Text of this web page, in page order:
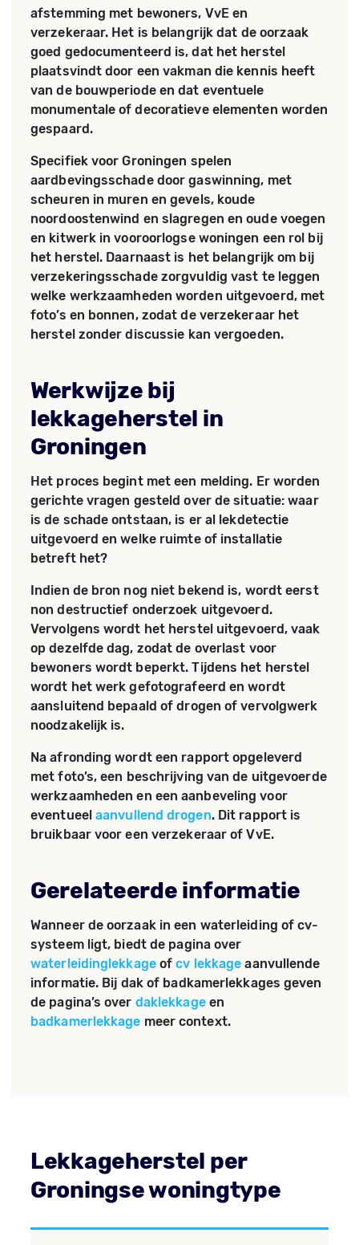
afstemming met bewoners, VvE en
verzekeraar. Het is belangrijk dat de oorzaak
goed gedocumenteerd is, dat het herstel
plaatsvindt door een vakman die kennis heeft
van de bouwperiode en dat eventuele
monumentale of decoratieve elementen worden
gespaard.
Specifiek voor Groningen spelen
aardbevingsschade door gaswinning, met
scheuren in muren en gevels, koude
noordoostenwind en slagregen en oude voegen
en kitwerk in vooroorlogse woningen een rol bij
het herstel. Daarnaast is het belangrijk om bij
verzekeringsschade zorgvuldig vast te leggen
welke werkzaamheden worden uitgevoerd, met
foto’s en bonnen, zodat de verzekeraar het
herstel zonder discussie kan vergoeden.
Werkwijze bij
lekkageherstel in
Groningen
Het proces begint met een melding. Er worden
gerichte vragen gesteld over de situatie: waar
is de schade ontstaan, is er al lekdetectie
uitgevoerd en welke ruimte of installatie
betreft het?
Indien de bron nog niet bekend is, wordt eerst
non destructief onderzoek uitgevoerd.
Vervolgens wordt het herstel uitgevoerd, vaak
op dezelfde dag, zodat de overlast voor
bewoners wordt beperkt. Tijdens het herstel
wordt het werk gefotografeerd en wordt
aansluitend bepaald of drogen of vervolgwerk
noodzakelijk is.
Na afronding wordt een rapport opgeleverd
met foto’s, een beschrijving van de uitgevoerde
werkzaamheden en een aanbeveling voor
eventueel aanvullend drogen. Dit rapport is
bruikbaar voor een verzekeraar of VvE.
Gerelateerde informatie
Wanneer de oorzaak in een waterleiding of cv-
systeem ligt, biedt de pagina over
waterleidinglekkageofcv lekkage aanvullende
informatie. Bij dak of badkamerlekkages geven
de pagina’s over daklekkageen
badkamerlekkage meer context.
Lekkageherstel per
Groningse woningtype